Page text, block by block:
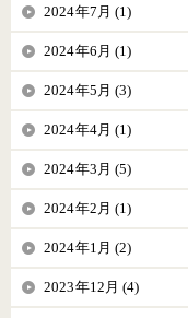
2024年7月 (1)
2024年6月 (1)
2024年5月 (3)
2024年4月 (1)
2024年3月 (5)
2024年2月 (1)
2024年1月 (2)
2023年12月 (4)